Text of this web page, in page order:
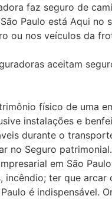
faz seguro de
Paulo está Aqui
ou nos veículos da
aceitam
físico de uma
instalações e
durante o
no Seguro
em São
ter que
é indispensável.